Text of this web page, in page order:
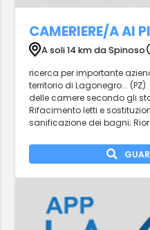
CAMERIERE/A AI
A soli 14 km da Spinoso
ricerca per importante
territorio di Lagonegro...
delle camere secondo gli
Rifacimento letti e
sanificazione dei bagni;